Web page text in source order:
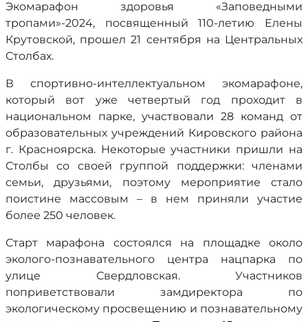
Экомарафон здоровья «Заповедными
тропами»-2024, посвященный 110-летию Елены
Крутовской, прошел 21 сентября на Центральных
Столбах.
В спортивно-интеллектуальном экомарафоне,
который вот уже четвертый год проходит в
национальном парке, участвовали 28 команд от
образовательных учреждений Кировского района
г. Красноярска. Некоторые участники пришли на
Столбы со своей группой поддержки: членами
семьи, друзьями, поэтому мероприятие стало
поистине массовым – в нем приняли участие
более 250 человек.
Старт марафона состоялся на площадке около
эколого-познавательного центра нацпарка по
улице Свердловская. Участников
поприветствовали замдиректора по
экологическому просвещению и познавательному